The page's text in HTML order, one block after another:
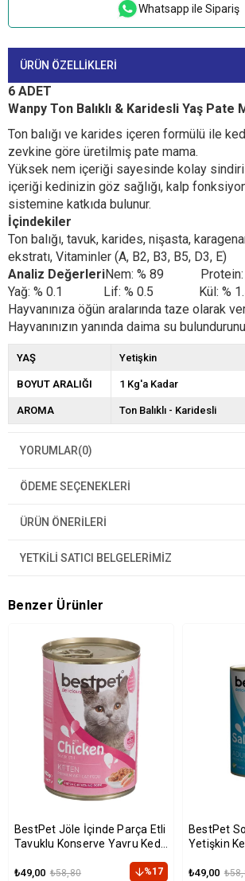
Whatsapp ile Sipariş
ÜRÜN ÖZELLIKLERI
6 ADET
Wanpy Ton Balıklı & Karidesli Yaş Pate
Ton balığı ve karides içeren formülü ile
zevkine göre üretilmiş pate mama.
Yüksek nem içeriği sayesinde kolay
içeriği kedinizin göz sağlığı, kalp
sistemine katkıda bulunur.
İçindekiler
Ton balığı, tavuk, karides, nişasta,
ekstratı, Vitaminler (A, B2, B3, B5, D3, E)
Analiz DeğerleriNem: % 89
Yağ: % 0.1
Lif: % 0.5
Kül: %
Hayvanınıza öğün aralarında taze olarak
Hayvanınızın yanında daima su
YAŞ Yetişkin
BOYUT ARALIĞI 1 Kg'a Kadar
AROMA Ton Balıklı - Karidesli
YORUMLAR(0)
ÖDEME SEÇENEKLERI
ÜRÜN ÖNERILERI
YETKİLİ SATICI BELGELERİMİZ
Benzer Ürünler
BestPet Jöle İçinde Parça Etli
Tavuklu Konserve Yavru Kedi
₺49,00 ₺58,80 %17
BestPet
Yetişkin
₺49,00